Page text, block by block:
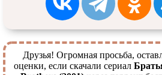
Друзья! Огромная просьба,
оценки, если скачали сериал